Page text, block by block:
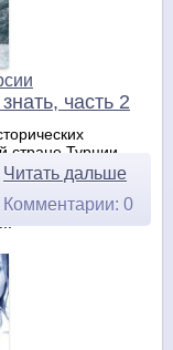
часть 2
стране Турции,
продолжит
экскурсиях. В
Читать дальше
Комментарии: 0